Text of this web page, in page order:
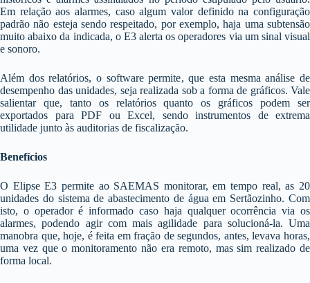
Em relação aos alarmes, caso algum valor definido na configuração
padrão não esteja sendo respeitado, por exemplo, haja uma subtensão
muito abaixo da indicada, o E3 alerta os operadores via um sinal visual
e sonoro.
Além dos relatórios, o software permite, que esta mesma análise de
desempenho das unidades, seja realizada sob a forma de gráficos. Vale
salientar que, tanto os relatórios quanto os gráficos podem ser
exportados para PDF ou Excel, sendo instrumentos de extrema
utilidade junto às auditorias de fiscalização.
Benefícios
O Elipse E3 permite ao SAEMAS monitorar, em tempo real, as 20
unidades do sistema de abastecimento de água em Sertãozinho. Com
isto, o operador é informado caso haja qualquer ocorrência via os
alarmes, podendo agir com mais agilidade para solucioná-la. Uma
manobra que, hoje, é feita em fração de segundos, antes, levava horas,
uma vez que o monitoramento não era remoto, mas sim realizado de
forma local.